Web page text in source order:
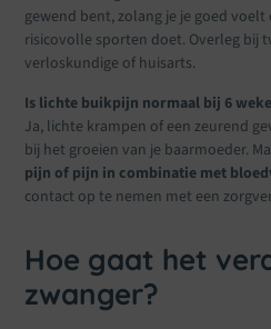
gewend bent, zolang je je goed
risicovolle sporten doet. Overleg bij
verloskundige of huisarts.
Is lichte buikpijn normaal bij 6
Ja, lichte krampen of een zeurend
bij het groeien van je baarmoeder.
pijn of pijn in combinatie met
contact op te nemen met een
Hoe gaat het
zwanger?